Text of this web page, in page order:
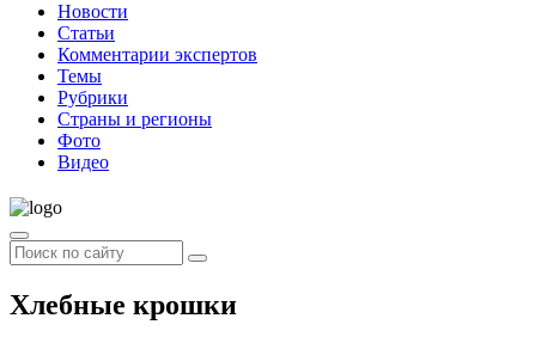
Новости
Статьи
Комментарии экспертов
Темы
Рубрики
Страны и регионы
Фото
Видео
Хлебные крошки